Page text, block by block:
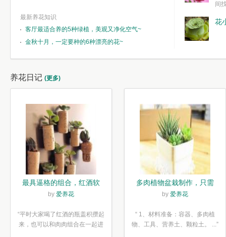
最新养花知识
客厅最适合养的5种绿植，美观又净化空气~
金秋十月，一定要种的6种漂亮的花~
间
花
养花日记 (更多)
最具逼格的组合，红酒软
木塞diy多肉植物盆栽
by 爱养花
“平时大家喝了红酒的瓶盖积攒起
来，也可以和肉肉组合在一起进
多肉植物盆栽制作，只需
简单6步
by 爱养花
“ 1、材料准备：容器、多肉植
物、工具、营养土、颗粒土。 ...”